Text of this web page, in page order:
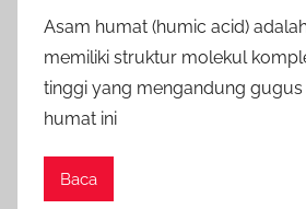
Asam humat (humic acid)
memiliki struktur molekul
tinggi yang mengandung gugus
humat ini
Baca